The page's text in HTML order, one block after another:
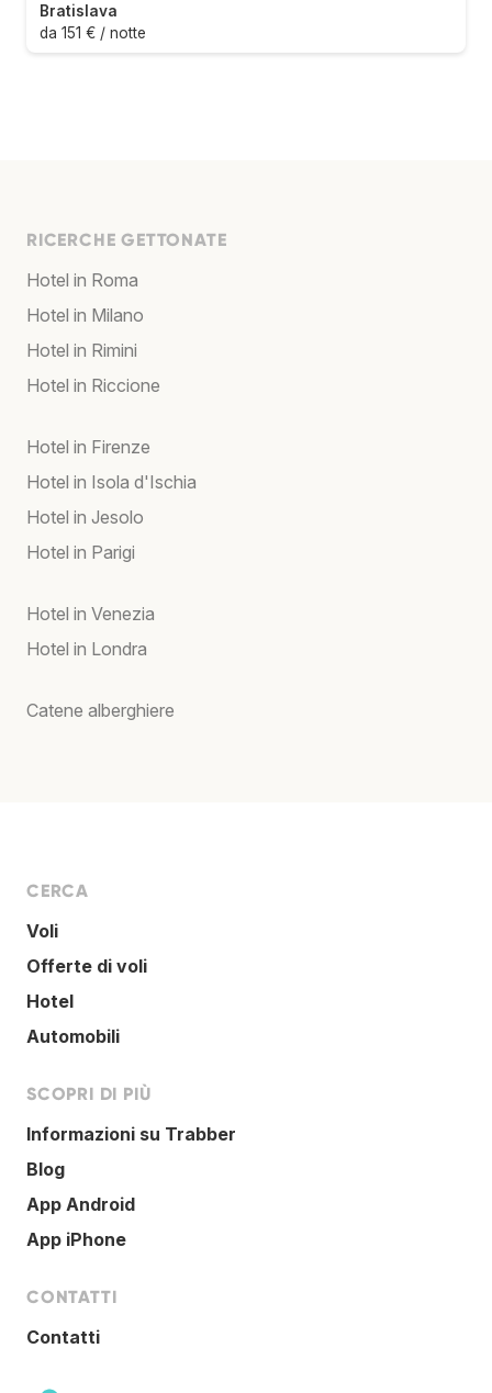
Bratislava
da 151 € / notte
RICERCHE GETTONATE
Hotel in Roma
Hotel in Milano
Hotel in Rimini
Hotel in Riccione
Hotel in Firenze
Hotel in Isola d'Ischia
Hotel in Jesolo
Hotel in Parigi
Hotel in Venezia
Hotel in Londra
Catene alberghiere
CERCA
Voli
Offerte di voli
Hotel
Automobili
SCOPRI DI PIÙ
Informazioni su Trabber
Blog
App Android
App iPhone
CONTATTI
Contatti